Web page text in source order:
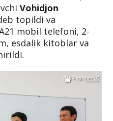
Vohidjon
topildi va
mobil telefoni, 2-
esdalik kitoblar va